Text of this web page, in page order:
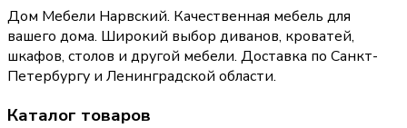
Дом Мебели Нарвский. Качественная мебель для
вашего дома. Широкий выбор диванов, кроватей,
шкафов, столов и другой мебели. Доставка по Санкт-
Петербургу и Ленинградской области.
Каталог товаров